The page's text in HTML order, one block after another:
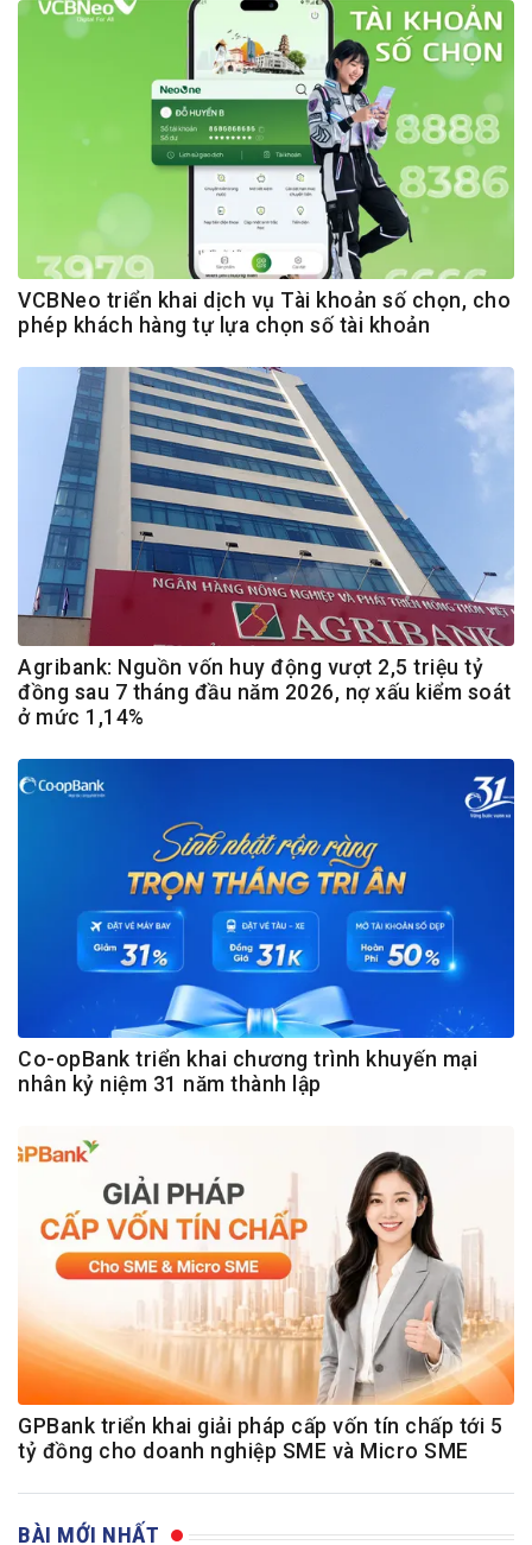
VCBNeo triển khai dịch vụ Tài khoản số chọn, cho
phép khách hàng tự lựa chọn số tài khoản
Agribank: Nguồn vốn huy động vượt 2,5 triệu tỷ
đồng sau 7 tháng đầu năm 2026, nợ xấu kiểm soát
ở mức 1,14%
Co-opBank triển khai chương trình khuyến mại
nhân kỷ niệm 31 năm thành lập
GPBank triển khai giải pháp cấp vốn tín chấp tới 5
tỷ đồng cho doanh nghiệp SME và Micro SME
BÀI MỚI NHẤT